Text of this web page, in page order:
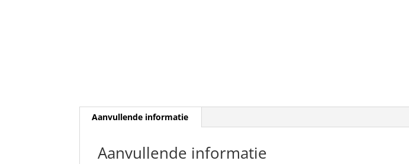
Aanvullende informatie
Aanvullende informatie